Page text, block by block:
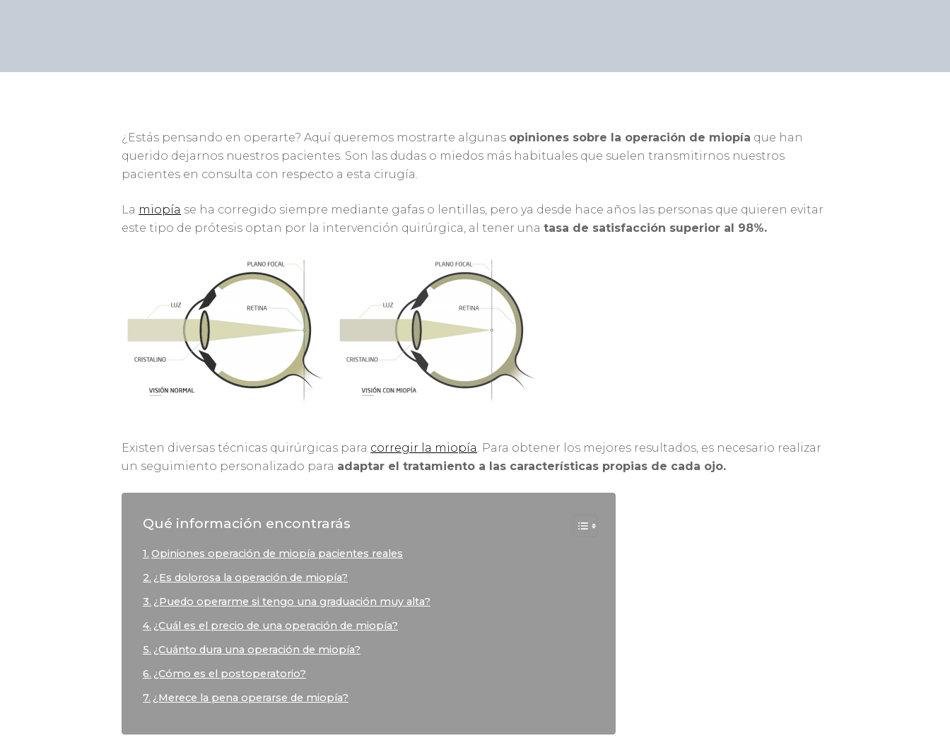
Presiona enter para buscar o ESC para cerrar
¿Estás pensando en operarte? Aquí queremos mostrarte algunas opiniones sobre la operación de miopía que han
querido dejarnos nuestros pacientes. Son las dudas o miedos más habituales que suelen transmitirnos nuestros
pacientes en consulta con respecto a esta cirugía.
La miopía se ha corregido siempre mediante gafas o lentillas, pero ya desde hace años las personas que quieren evitar
este tipo de prótesis optan por la intervención quirúrgica, al tener unatasa de satisfacción superior al 98%.
Existen diversas técnicas quirúrgicas para corregir la miopía. Para obtener los mejores resultados, es necesario realizar
un seguimiento personalizado para adaptar el tratamiento a las características propias de cada ojo.
Qué información encontrarás
Opiniones operación de miopía pacientes reales
¿Es dolorosa la operación de miopía?
¿Puedo operarme si tengo una graduación muy alta?
¿Cuál es el precio de una operación de miopía?
¿Cuánto dura una operación de miopía?
¿Cómo es el postoperatorio?
¿Merece la pena operarse de miopía?